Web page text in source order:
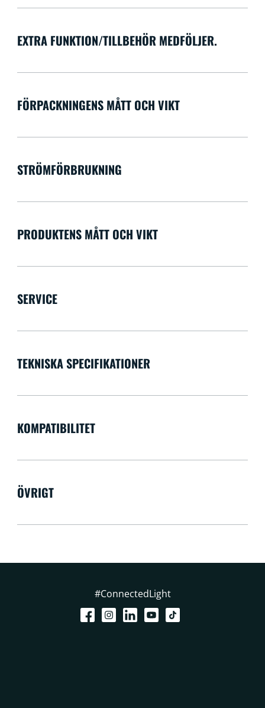
EXTRA FUNKTION/TILLBEHÖR MEDFÖLJER.
FÖRPACKNINGENS MÅTT OCH VIKT
STRÖMFÖRBRUKNING
PRODUKTENS MÅTT OCH VIKT
SERVICE
TEKNISKA SPECIFIKATIONER
KOMPATIBILITET
ÖVRIGT
#ConnectedLight